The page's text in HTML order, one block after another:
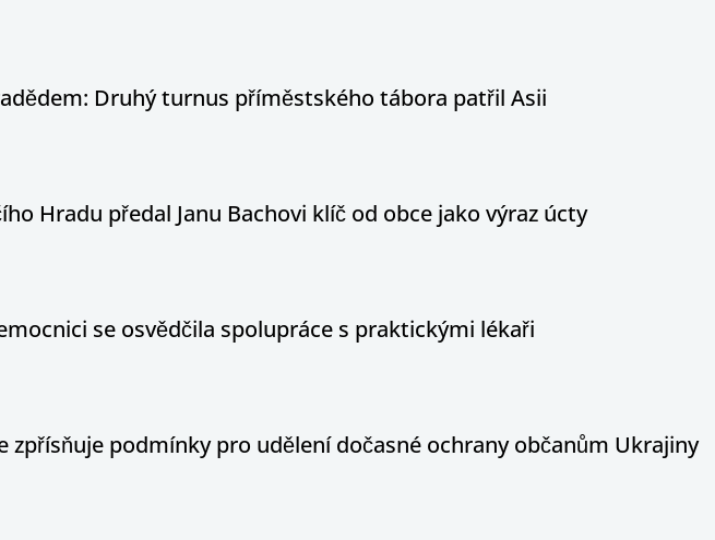
Druhý turnus příměstského tábora patřil Asii
Hradu předal Janu Bachovi klíč od obce jako výraz úcty
se osvědčila spolupráce s praktickými lékaři
zpřísňuje podmínky pro udělení dočasné ochrany občanům Ukrajiny